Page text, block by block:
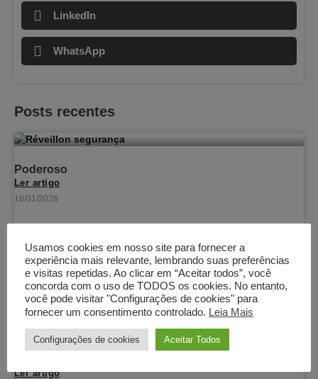
LinkedIn
WhatsApp
Posts recentes
Poderoso
Ler artigo
18/01/2026
1985, 40 anos
Ler artigo
01/11/2025
Ler artigo
Usamos cookies em nosso site para fornecer a
experiência mais relevante, lembrando suas preferências
e visitas repetidas. Ao clicar em “Aceitar todos”, você
concorda com o uso de TODOS os cookies. No entanto,
você pode visitar "Configurações de cookies" para
fornecer um consentimento controlado. Leia Mais
Configurações de cookies Aceitar Todos